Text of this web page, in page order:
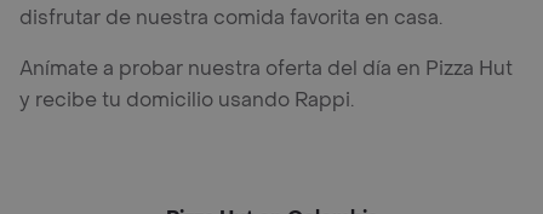
disfrutar de nuestra comida favorita en casa.
Anímate a probar nuestra oferta del día en Pizza Hut
y recibe tu domicilio usando Rappi.